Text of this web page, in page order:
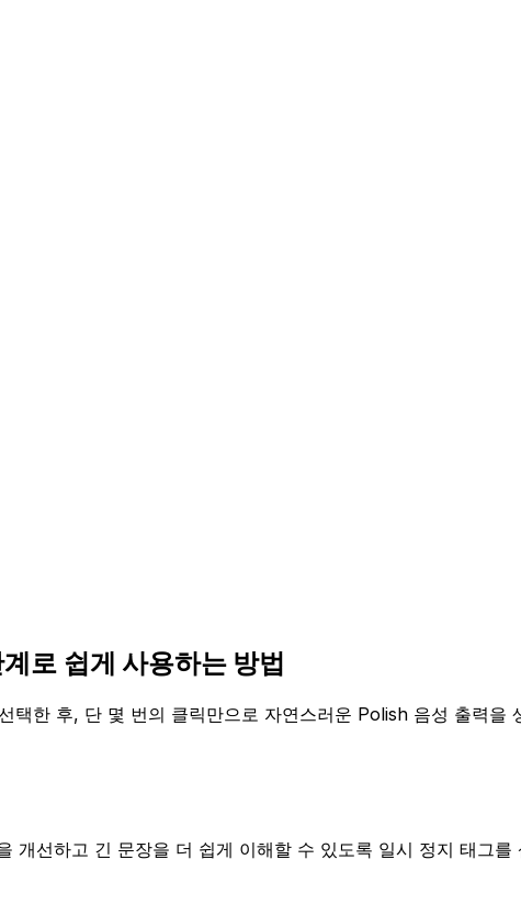
로 쉽게 사용하는 방법
택한 후, 단 몇 번의 클릭만으로 자연스러운 Polish 음성 출력을
개선하고 긴 문장을 더 쉽게 이해할 수 있도록 일시 정지 태그를